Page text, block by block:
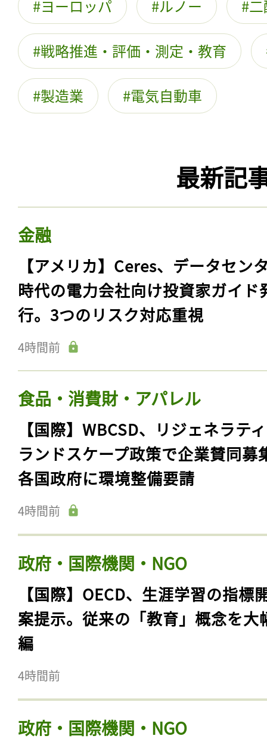
ヨーロッパ ルノー
戦略推進・評価・測定・教育
製造業 電気自動車
最新記
金融
【アメリカ】Ceres、データセン
時代の電力会社向け投資家ガイド
行。3つのリスク対応重視
4時間前
食品・消費財・アパレル
【国際】WBCSD、リジェネラテ
ランドスケープ政策で企業賛同募
各国政府に環境整備要請
4時間前
政府・国際機関・NGO
【国際】OECD、生涯学習の指標
案提示。従来の「教育」概念を大
編
4時間前
政府・国際機関・NGO